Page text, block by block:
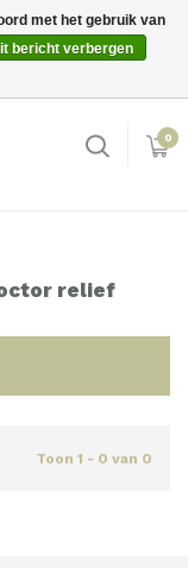
Inloggen
0
relief
Toon 1 - 0 van 0
met het gebruik van
bericht verbergen